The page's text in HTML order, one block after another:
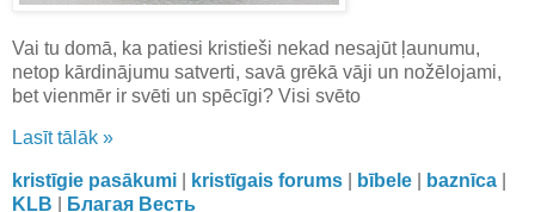
Vai tu domā, ka patiesi kristieši nekad nesajūt ļaunumu,
netop kārdinājumu satverti, savā grēkā vāji un nožēlojami,
bet vienmēr ir svēti un spēcīgi? Visi svēto
Lasīt tālāk »
kristīgie pasākumi kristīgais forums bībele baznīca
KLB
Благая Весть